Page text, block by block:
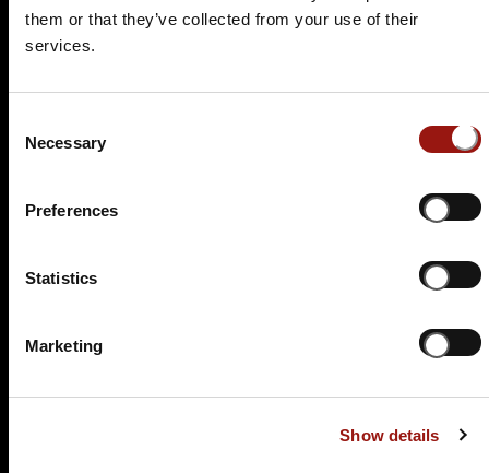
them or that they’ve collected from your use of their
services.
Selection
Necessary
Preferences
Statistics
Marketing
Show details
Blutbad im Gemeinderat
Hotel Das Weitzer